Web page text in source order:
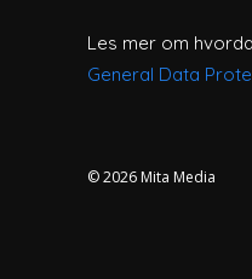
Les mer om
General Data
© 2026 Mita Media